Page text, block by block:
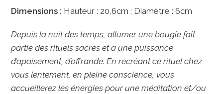
Dimensions : Hauteur : 20,6cm ; Diamètre : 6cm
Depuis la nuit des temps, allumer une bougie fait
partie des rituels sacrés et a une puissance
d’apaisement, d’offrande. En recréant ce rituel chez
vous lentement, en pleine conscience, vous
accueillerez les énergies pour une méditation et/ou